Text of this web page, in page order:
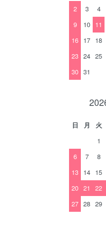
2
3 4
9
10 11
16 17 18
23 24 25
30 31
日 月 火
1
6
7 8
13 14 15
20 21 22
27 28 29